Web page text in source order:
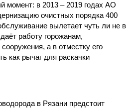
момент: в 2013 – 2019 годах АО
очистных порядка 400
вылетает чуть ли не в
работу горожанам,
а в отместку его
как рычаг для раскачки
в Рязани предстоит